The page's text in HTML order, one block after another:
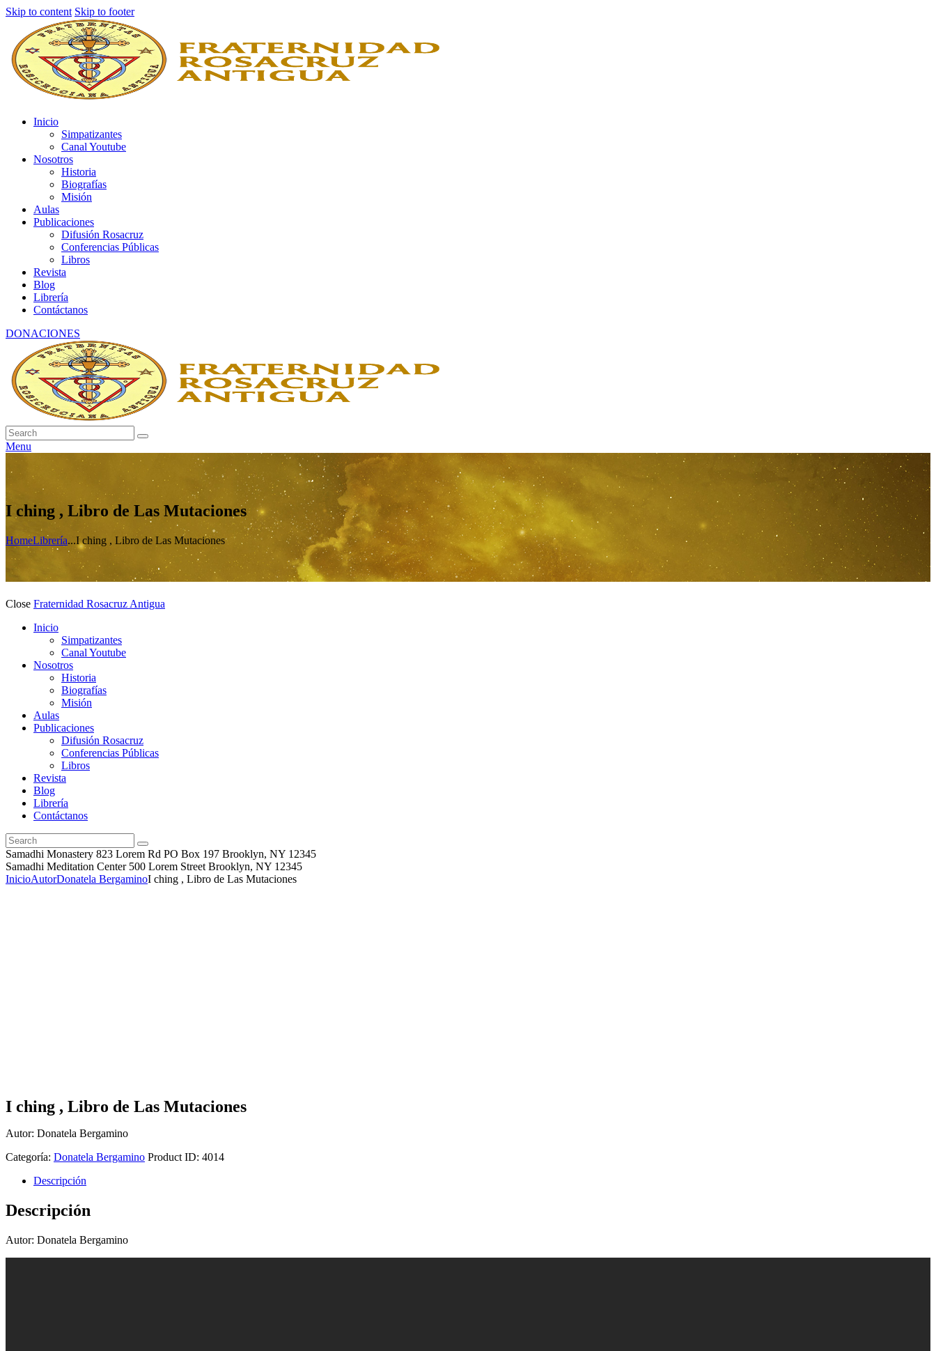
Skip to content Skip to footer
Inicio
Simpatizantes
Canal Youtube
Nosotros
Historia
Biografías
Misión
Aulas
Publicaciones
Difusión Rosacruz
Conferencias Públicas
Libros
Revista
Blog
Librería
Contáctanos
DONACIONES
Menu
I ching , Libro de Las Mutaciones
HomeLibrería...I ching , Libro de Las Mutaciones
Close Fraternidad Rosacruz Antigua
Inicio
Simpatizantes
Canal Youtube
Nosotros
Historia
Biografías
Misión
Aulas
Publicaciones
Difusión Rosacruz
Conferencias Públicas
Libros
Revista
Blog
Librería
Contáctanos
Samadhi Monastery 823 Lorem Rd PO Box 197 Brooklyn, NY 12345
Samadhi Meditation Center 500 Lorem Street Brooklyn, NY 12345
InicioAutorDonatela BergaminoI ching , Libro de Las Mutaciones
I ching , Libro de Las Mutaciones
Autor: Donatela Bergamino
Categoría: Donatela Bergamino Product ID: 4014
Descripción
Descripción
Autor: Donatela Bergamino